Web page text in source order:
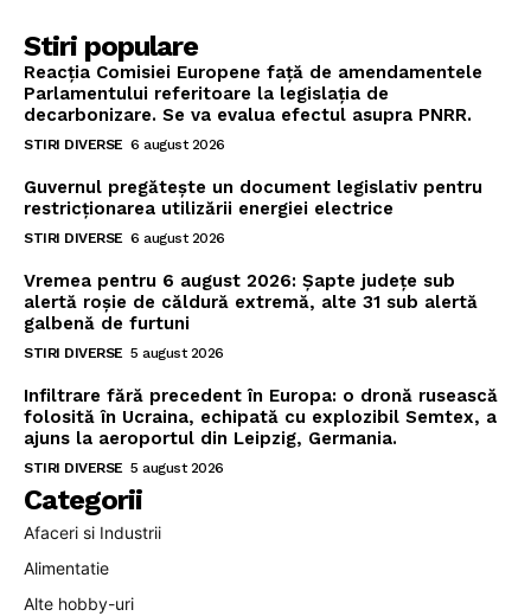
Stiri populare
Reacția Comisiei Europene față de amendamentele
Parlamentului referitoare la legislația de
decarbonizare. Se va evalua efectul asupra PNRR.
STIRI DIVERSE 6 august 2026
Guvernul pregătește un document legislativ pentru
restricționarea utilizării energiei electrice
STIRI DIVERSE 6 august 2026
Vremea pentru 6 august 2026: Șapte județe sub
alertă roșie de căldură extremă, alte 31 sub alertă
galbenă de furtuni
STIRI DIVERSE 5 august 2026
Infiltrare fără precedent în Europa: o dronă rusească
folosită în Ucraina, echipată cu explozibil Semtex, a
ajuns la aeroportul din Leipzig, Germania.
STIRI DIVERSE 5 august 2026
Categorii
Afaceri si Industrii
Alimentatie
Alte hobby-uri